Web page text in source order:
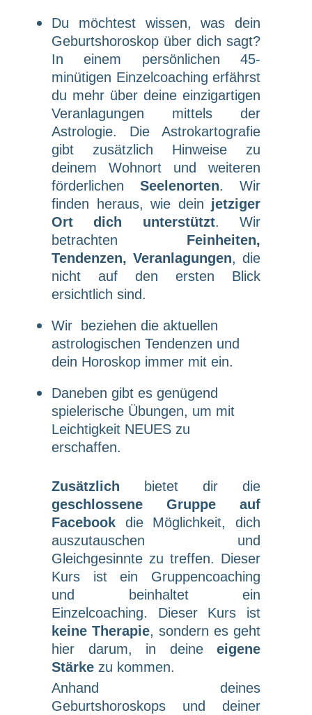
Du möchtest wissen, was dein
Geburtshoroskop über dich sagt?
In einem persönlichen 45-
minütigen Einzelcoaching erfährst
du mehr über deine einzigartigen
Veranlagungen mittels der
Astrologie. Die Astrokartografie
gibt zusätzlich Hinweise zu
deinem Wohnort und weiteren
förderlichen Seelenorten. Wir
finden heraus, wie dein jetziger
Ort dich unterstützt. Wir
betrachten Feinheiten,
Tendenzen, Veranlagungen, die
nicht auf den ersten Blick
ersichtlich sind.
Wir beziehen die aktuellen
astrologischen Tendenzen und
dein Horoskop immer mit ein.
Daneben gibt es genügend
spielerische Übungen, um mit
Leichtigkeit NEUES zu
erschaffen.
Zusätzlich bietet dir die
geschlossene Gruppe auf
Facebook die Möglichkeit, dich
auszutauschen und
Gleichgesinnte zu treffen. Dieser
Kurs ist ein Gruppencoaching
und beinhaltet ein
Einzelcoaching. Dieser Kurs ist
keine Therapie, sondern es geht
hier darum, in deineeigene
Stärke zu kommen.
Anhand deines
Geburtshoroskops und deiner